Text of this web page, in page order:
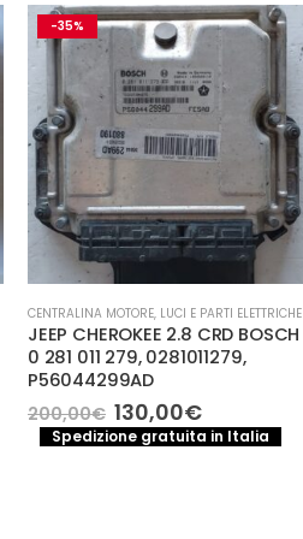
-25%
CENTRALINA MOTORE, LUCI E PARTI ELETTRICHE
Centralina ECU Renault
Megane 1500 DCI (2004)
8200259832, 8200326910
120,00€ Il
prezzo
originale
90,00€Il
prezzo
attuale
Spedizione gratuita in Italia